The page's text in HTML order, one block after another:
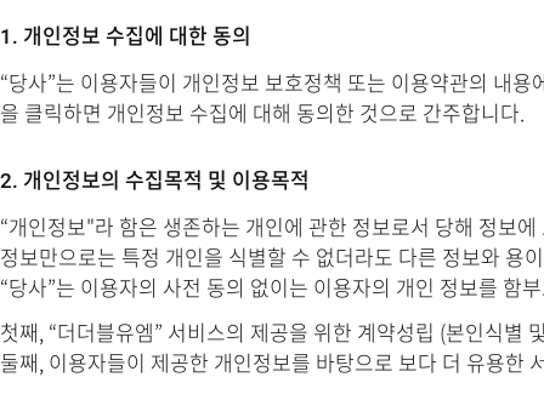
1. 개인정보 수집에 대한 동의
“당사”는 이용자들이 개인정보 보호정책 또는 이용약관의 내
을 클릭하면 개인정보 수집에 대해 동의한 것으로 간주합니다.
2. 개인정보의 수집목적 및 이용목적
“개인정보"라 함은 생존하는 개인에 관한 정보로서 당해 정보
정보만으로는 특정 개인을 식별할 수 없더라도 다른 정보와 용
“당사”는 이용자의 사전 동의 없이는 이용자의 개인 정보를 함
첫째, “더더블유엠” 서비스의 제공을 위한 계약성립 (본인식별
둘째, 이용자들이 제공한 개인정보를 바탕으로 보다 더 유용한